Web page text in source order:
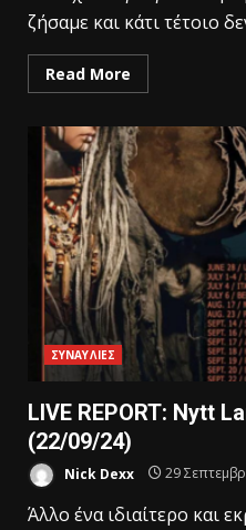
ζήσαμε και κάτι τέτοιο
Read More
ΣΥΝΑΥΛΙΕΣ
LIVE REPORT: Nytt
(22/09/24)
Nick Dexx 29
Άλλο ένα ιδιαίτερο και